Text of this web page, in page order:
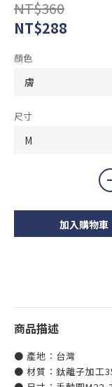
NT$360
NT$288
顏色
尺寸
加入購物車
商品描述
● 產地：台灣
● 材質：鈦離子加工